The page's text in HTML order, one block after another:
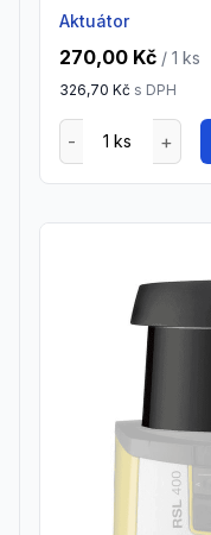
Aktuátor
270,00 Kč / 1 ks
326,70 Kč s DPH